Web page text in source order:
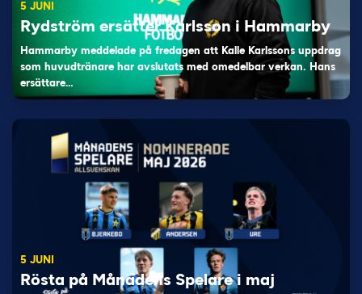
5 JUNI
Rydström ersätter Karlsson i Hammarby
Hammarby meddelade på fredagen att Kalle Karlssons uppdrag
som huvudtränare har avslutats med omedelbar verkan. Hans
ersättare…
5 JUNI
Rösta på Månadens Spelare i maj